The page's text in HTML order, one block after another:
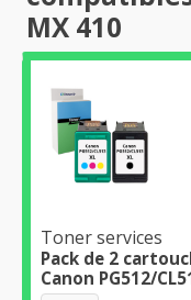
MX 410
Toner services
Pack de 2
Canon PG512/